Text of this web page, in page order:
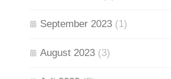
September 2023 (1)
August 2023 (3)